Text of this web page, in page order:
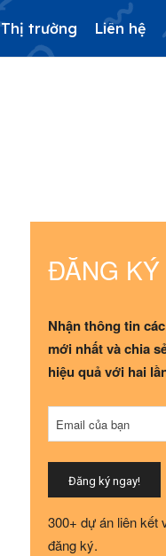
Thị trường Liên hệ
ĐĂNG KÝ
Nhận thông tin
mới nhất và chia
hiệu quả với hai
Email của bạn
Đăng ký ngay!
Phone
Number
*
300+ dự án liên kết
đăng ký.